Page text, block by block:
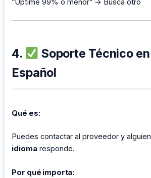
“Uptime 99% o menor” → Busca otro
4.
Soporte Técnico en
Español
Qué es:
Puedes contactar al proveedor y alguien
idioma responde.
Por qué importa: